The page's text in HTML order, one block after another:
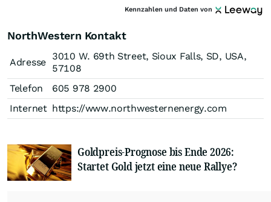
Kennzahlen und Daten von
NorthWestern Kontakt
Adresse
3010 W. 69th Street, Sioux Falls, SD, USA,
57108
Telefon
605 978 2900
Internet https://www.northwesternenergy.com
Goldpreis-Prognose bis Ende 2026:
Startet Gold jetzt eine neue Rallye?